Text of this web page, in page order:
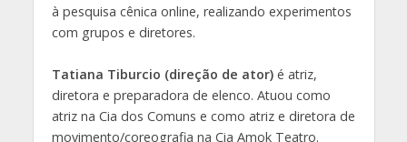
à pesquisa cênica online, realizando experimentos
com grupos e diretores.
Tatiana Tiburcio (direção de ator)é atriz,
diretora e preparadora de elenco. Atuou como
atriz na Cia dos Comuns e como atriz e diretora de
movimento/coreografia na Cia Amok Teatro.